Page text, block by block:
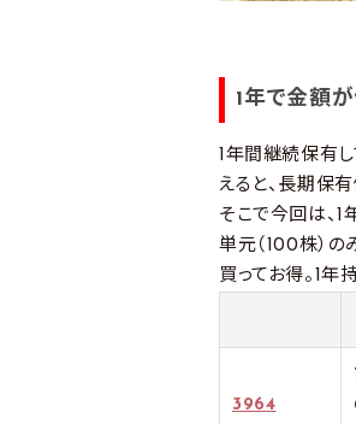
1年で金額
1年間継続保有
えると、長期保
そこで今回は、
単元（100株）
買ってお得。1年
3964